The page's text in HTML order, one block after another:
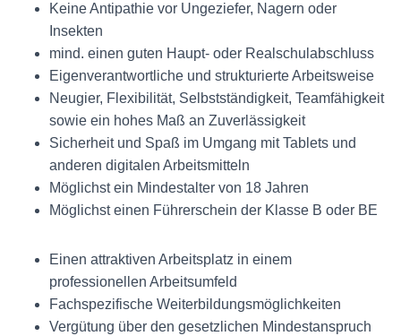
Keine Antipathie vor Ungeziefer, Nagern oder
Insekten
mind. einen guten Haupt- oder Realschulabschluss
Eigenverantwortliche und strukturierte Arbeitsweise
Neugier, Flexibilität, Selbstständigkeit, Teamfähigkeit
sowie ein hohes Maß an Zuverlässigkeit
Sicherheit und Spaß im Umgang mit Tablets und
anderen digitalen Arbeitsmitteln
Möglichst ein Mindestalter von 18 Jahren
Möglichst einen Führerschein der Klasse B oder BE
Einen attraktiven Arbeitsplatz in einem
professionellen Arbeitsumfeld
Fachspezifische Weiterbildungsmöglichkeiten
Vergütung über den gesetzlichen Mindestanspruch